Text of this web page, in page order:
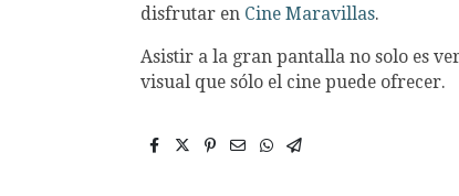
disfrutar en Cine Maravillas.
Asistir a la gran pantalla no solo es
visual que sólo el cine puede ofrecer.